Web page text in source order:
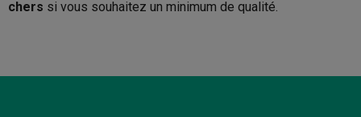
chers si vous souhaitez un minimum de qualité.